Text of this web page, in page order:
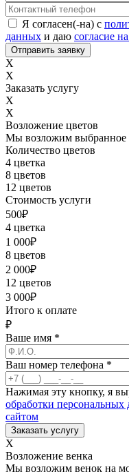
Контактный телефон
Соглашение с
Я согласен(-на) с
данных и даю согласие
X
X
Заказать услугу
X
X
Возложение цветов
Мы возложим выбранное
Количество цветов
4 цветка
8 цветов
12 цветов
Стоимость услуги
500₽
4 цветка
1 000₽
8 цветов
2 000₽
12 цветов
3 000₽
Итого к оплате
₽
Ваше имя *
Ваш номер телефона *
Нажимая эту кнопку, я
обработки персональных
сайтом
X
Возложение венка
Мы возложим венок на